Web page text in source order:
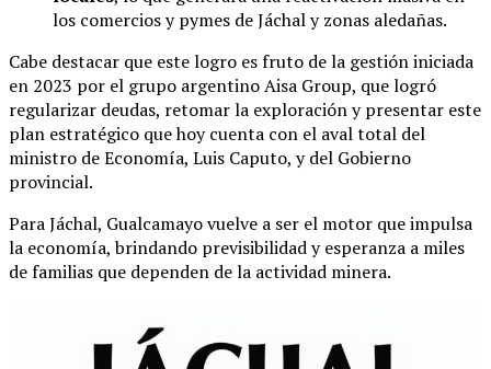
los comercios y pymes de Jáchal y zonas aledañas.
Cabe destacar que este logro es fruto de la gestión iniciada
en 2023 por el grupo argentino Aisa Group, que logró
regularizar deudas, retomar la exploración y presentar este
plan estratégico que hoy cuenta con el aval total del
ministro de Economía, Luis Caputo, y del Gobierno
provincial.
Para Jáchal, Gualcamayo vuelve a ser el motor que impulsa
la economía, brindando previsibilidad y esperanza a miles
de familias que dependen de la actividad minera.